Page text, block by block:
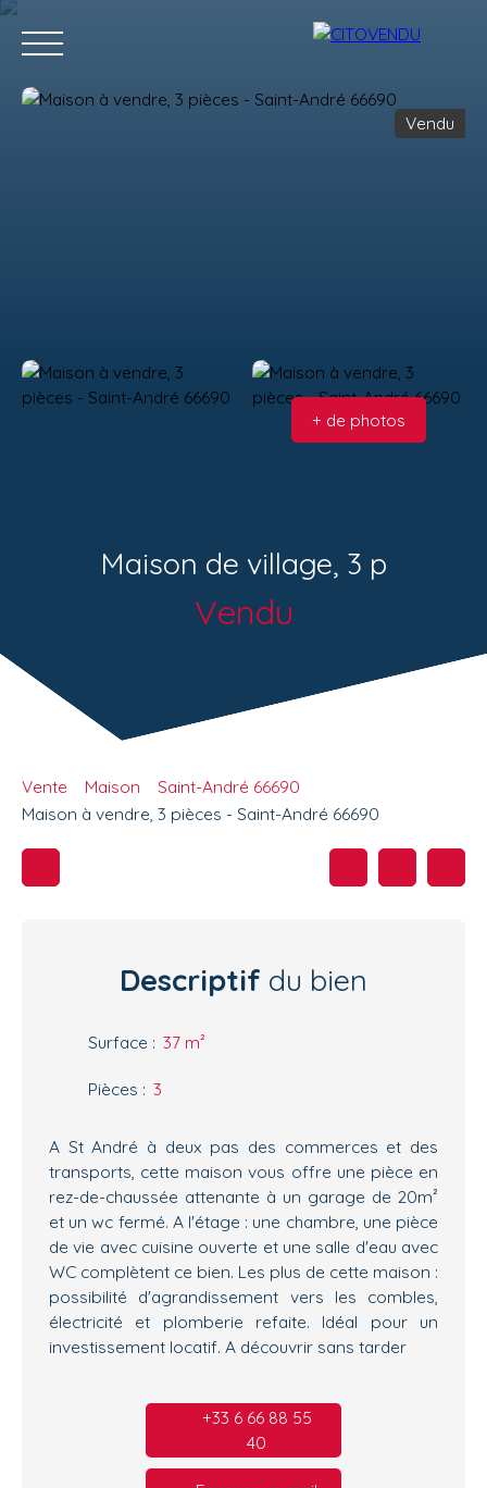
Estimation
Vendu
+ de photos
Maison de village, 3 p
Vendu
Vente Maison
Saint-André 66690
Maison à vendre, 3 pièces - Saint-André 66690
Descriptif du bien
Surface : 37 m²
Pièces : 3
A St André à deux pas des commerces et des
transports, cette maison vous offre une pièce en
rez-de-chaussée attenante à un garage de 20m²
et un wc fermé. A l'étage : une chambre, une pièce
de vie avec cuisine ouverte et une salle d'eau avec
WC complètent ce bien. Les plus de cette maison :
possibilité d'agrandissement vers les combles,
électricité et plomberie refaite. Idéal pour un
investissement locatif. A découvrir sans tarder
+33 6 66 88 55
40